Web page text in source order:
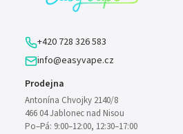
+420 728 326 583
info@easyvape.cz
Prodejna
Antonína Chvojky 2140/8
466 04 Jablonec nad Nisou
Po–Pá: 9:00–12:00, 12:30–17:00